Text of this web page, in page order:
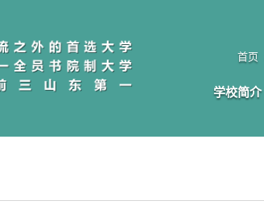
首页
学校简介